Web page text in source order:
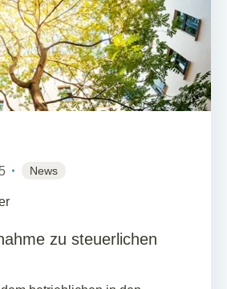
News
zu steuerlichen